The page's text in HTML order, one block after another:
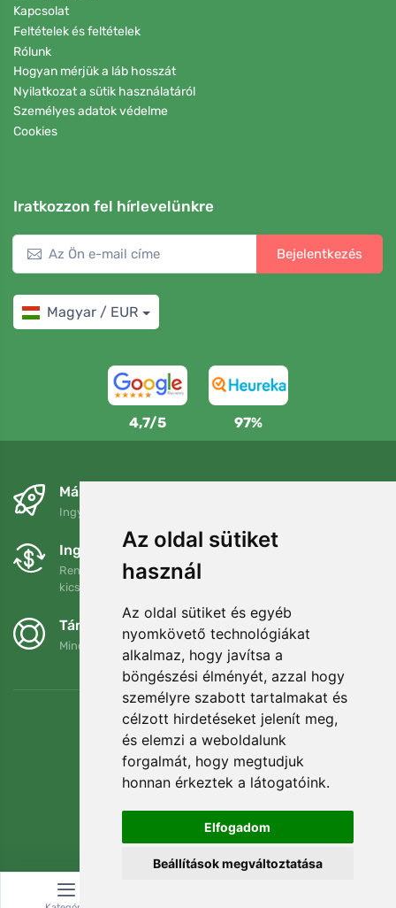
Az oldal sütiket
használ
Az oldal sütiket és egyéb
nyomkövető technológiákat
alkalmaz, hogy javítsa a
böngészési élményét, azzal hogy
személyre szabott tartalmakat és
célzott hirdetéseket jelenít meg,
és elemzi a weboldalunk
forgalmát, hogy megtudjuk
honnan érkeztek a látogatóink.
Elfogadom
Beállítások megváltoztatása
Kapcsolat
Feltételek és feltételek
Rólunk
Hogyan mérjük a láb hosszát
Nyilatkozat a sütik használatáról
Személyes adatok védelme
Cookies
Iratkozzon fel hírlevelünkre
Bejelentkezés
Magyar / EUR
4,7/5 97%
Másnapra és ingyenesen
Ingyenes szállítás a következő összeg felett: 80 EUR
Ingyenes csere és visszaküldés
Rendelését 90 napon belül bármikor visszaküldheti vagy
kicserélheti.
Támogatjuk a Trees.org-ot
Minden megrendelésért ültetünk egy fát! Bővebben